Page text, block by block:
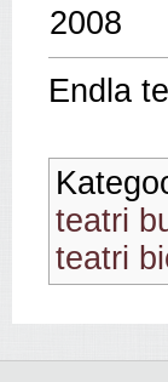
2008
Endla
teatri
teatri